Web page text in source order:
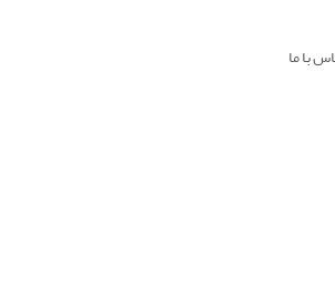
با ما